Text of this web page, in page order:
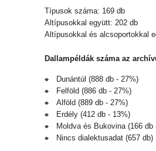
Típusok száma: 169 db
Altípusokkal együtt: 202 db
Altípusokkal és alcsoportokkal
Dallampéldák száma az
Dunántúl (888 db - 27%)
Felföld (886 db - 27%)
Alföld (889 db - 27%)
Erdély (412 db - 13%)
Moldva és Bukovina (166 db
Nincs dialektusadat (657 db)